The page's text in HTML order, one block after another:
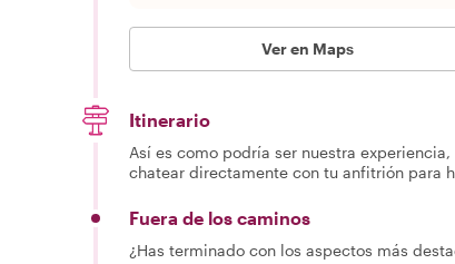
Ver en Maps
Itinerario
Así es como podría ser nuestra
chatear directamente con tu anfitrión para
Fuera de los caminos
¿Has terminado con los aspectos más